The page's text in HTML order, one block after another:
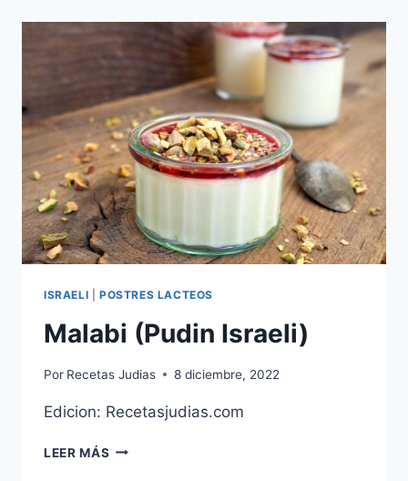
ISRAELI POSTRES LACTEOS
Malabi (Pudin Israeli)
Por Recetas Judias 8 diciembre, 2022
Edicion: Recetasjudias.com
LEER MÁS MALABI